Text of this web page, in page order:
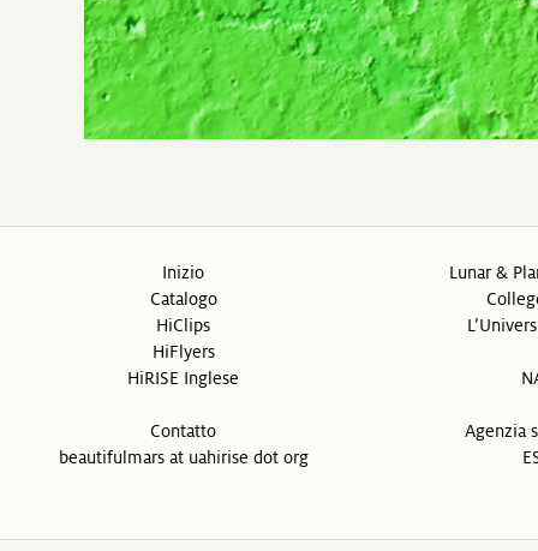
Inizio
Catalogo
HiClips
HiFlyers
HiRISE Inglese
Contatto
beautifulmars at uahirise dot org
Lunar &
Agenzia